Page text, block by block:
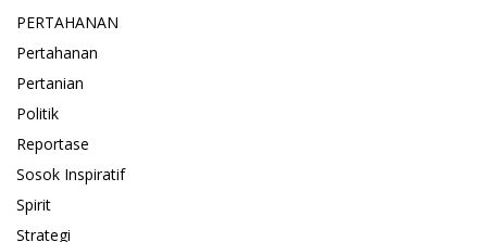
PERTAHANAN
Pertahanan
Pertanian
Politik
Reportase
Sosok Inspiratif
Spirit
Strategi